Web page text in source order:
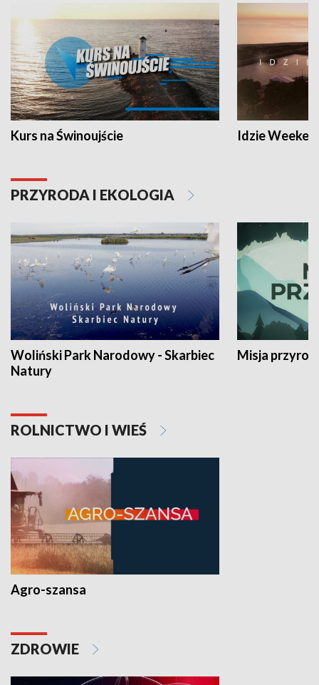
Kurs na Świnoujście Idzie
PRZYRODA I EKOLOGIA
Woliński Park Narodowy - Skarbiec
Natury
Misja
ROLNICTWO I WIEŚ
Agro-szansa
ZDROWIE